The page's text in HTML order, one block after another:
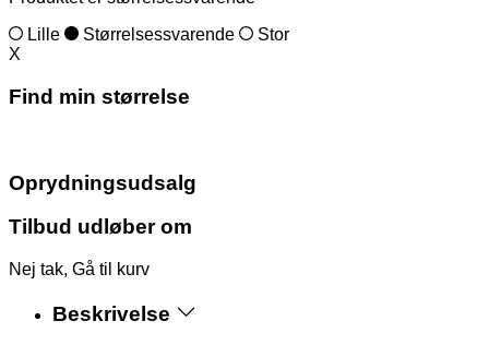
Lille
Størrelsessvarende
Stor
X
Find min størrelse
Oprydningsudsalg
Tilbud udløber om
Nej tak, Gå til kurv
Beskrivelse